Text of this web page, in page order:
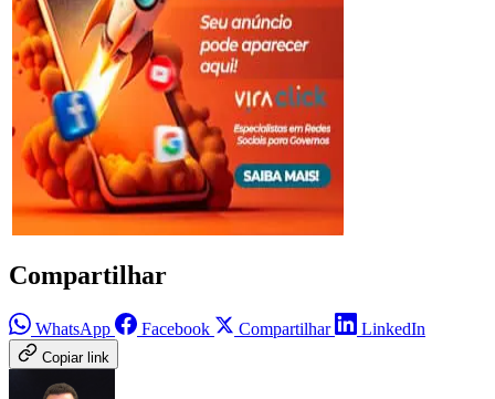
Compartilhar
WhatsApp Facebook Compartilhar LinkedIn
Copiar link